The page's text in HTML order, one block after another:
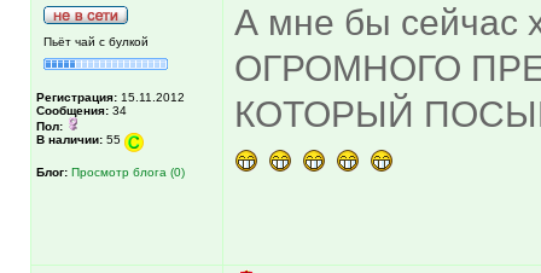
Пьёт чай с булкой
Регистрация: 15.11.2012
Сообщения: 34
Пол:
В наличии: 55
Блог: Просмотр блога (0)
А мне бы сейчас
ОГРОМНОГО
КОТОРЫЙ